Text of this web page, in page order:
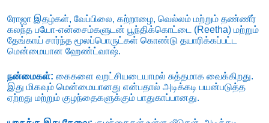
ரோஜா இதழ்கள், வேப்பிலை, கற்றாழை, வெல்லம் மற்றும் தண்ணீர்
கலந்த பயோ-என்சைம்களுடன் பூந்திக்கொட்டை (Reetha) மற்றும்
தேங்காய் சார்ந்த மூலப்பொருட்கள் கொண்டு தயாரிக்கப்பட்ட
மென்மையான ஹேண்ட்வாஷ்.
நன்மைகள்: கைகளை வறட்சியடையாமல் சுத்தமாக வைக்கிறது.
இது மிகவும் மென்மையானது என்பதால் அடிக்கடி பயன்படுத்த
ஏற்றது மற்றும் குழந்தைகளுக்கும் பாதுகாப்பானது.